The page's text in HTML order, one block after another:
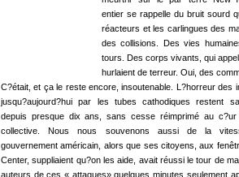
entier se rappelle du bruit sourd
réacteurs et les carlingues des
des collisions. Des vies
tours. Des corps vivants, qui
hurlaient de terreur. Oui, des
C?était, et ça le reste encore, insoutenable. L?horreur des
jusqu?aujourd?hui par les tubes cathodiques restent
depuis presque dix ans, sans cesse réimprimé au
collective. Nous nous souvenons aussi de la
gouvernement américain, alors que ses citoyens, aux
Center, suppliaient qu?on les aide, avait réussi le tour de
auteurs de ces « attaques» quelques minutes seulement